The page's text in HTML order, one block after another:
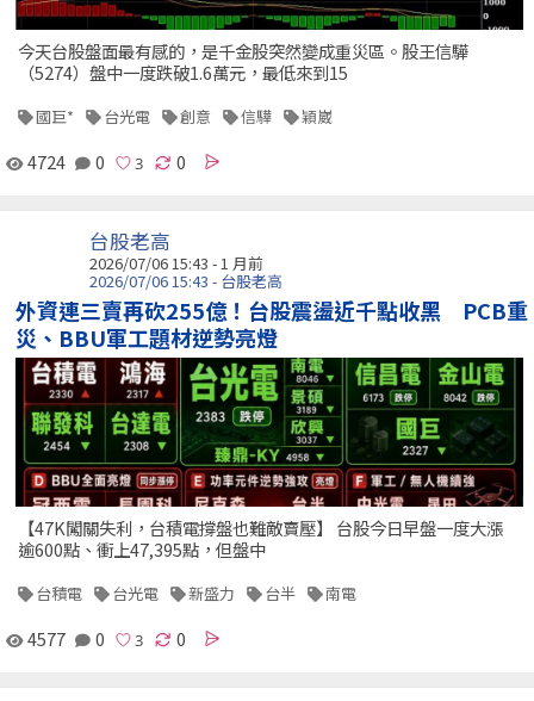
今天台股盤面最有感的，是千金股突然變成重災區。股王信驊
（5274）盤中一度跌破1.6萬元，最低來到15
國巨* 台光電 創意 信驊 穎崴
4724 0 0
台股老高
2026/07/06 15:43 - 1 月前
2026/07/06 15:43 - 台股老高
外資連三賣再砍255億！台股震盪近千點收黑 PCB重
災、BBU軍工題材逆勢亮燈
【47K闖關失利，台積電撐盤也難敵賣壓】 台股今日早盤一度大漲
逾600點、衝上47,395點，但盤中
台積電 台光電 新盛力 台半 南電
4577 0 0